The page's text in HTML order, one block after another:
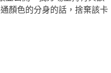
顏色的分身的話，捨棄該卡